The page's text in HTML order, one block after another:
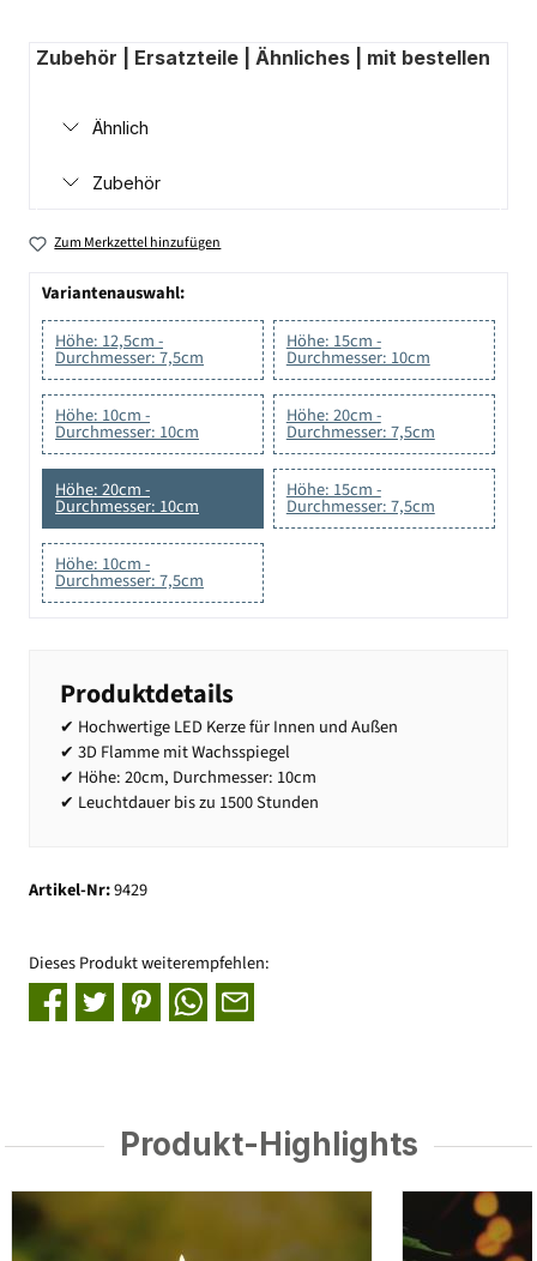
Zubehör | Ersatzteile | Ähnliches | mit bestellen
Ähnlich
Zubehör
Zum Merkzettel hinzufügen
Variantenauswahl:
Höhe: 12,5cm -
Durchmesser: 7,5cm
Höhe: 15cm -
Durchmesser: 10cm
Höhe: 10cm -
Durchmesser: 10cm
Höhe: 20cm -
Durchmesser: 7,5cm
Höhe: 20cm -
Durchmesser: 10cm
Höhe: 15cm -
Durchmesser: 7,5cm
Höhe: 10cm -
Durchmesser: 7,5cm
Produktdetails
✔ Hochwertige LED Kerze für Innen und Außen
✔ 3D Flamme mit Wachsspiegel
✔ Höhe: 20cm, Durchmesser: 10cm
✔ Leuchtdauer bis zu 1500 Stunden
Artikel-Nr:9429
Dieses Produkt weiterempfehlen:
Produkt-Highlights